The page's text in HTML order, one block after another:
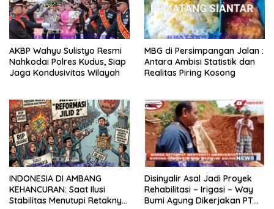
AKBP Wahyu Sulistyo Resmi
Nahkodai Polres Kudus, Siap
Jaga Kondusivitas Wilayah
MBG di Persimpangan Jalan :
Antara Ambisi Statistik dan
Realitas Piring Kosong
INDONESIA DI AMBANG
KEHANCURAN: Saat Ilusi
Stabilitas Menutupi Retaknya
Disinyalir Asal Jadi Proyek
Rehabilitasi – Irigasi – Way
Bumi Agung Dikerjakan PT